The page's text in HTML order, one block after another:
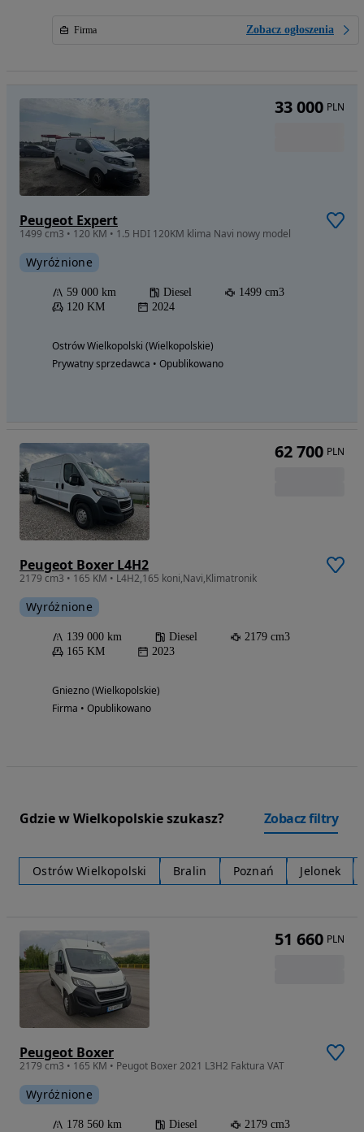
Firma Zobacz ogłoszenia
Peugeot Expert
1499 cm3 • 120 KM • 1.5 HDI 120KM klima Navi nowy model
Wyróżnione
59 000 km Diesel
1499 cm3
120 KM
2024
Ostrów Wielkopolski (Wielkopolskie)
Prywatny sprzedawca • Opublikowano
33 000 PLN
Peugeot Boxer L4H2
2179 cm3 • 165 KM • L4H2,165 koni,Navi,Klimatronik
Wyróżnione
139 000 km Diesel
2179 cm3
165 KM
2023
Gniezno (Wielkopolskie)
Firma • Opublikowano
62 700 PLN
Gdzie w Wielkopolskie szukasz? Zobacz filtry
Ostrów Wielkopolski Bralin Poznań Jelonek
Peugeot Boxer
2179 cm3 • 165 KM • Peugot Boxer 2021 L3H2 Faktura VAT
Wyróżnione
178 560 km Diesel
2179 cm3
51 660 PLN